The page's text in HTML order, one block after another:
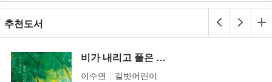
추천도서
비가 내리고 풀은 자란
이수연 길벗어린이